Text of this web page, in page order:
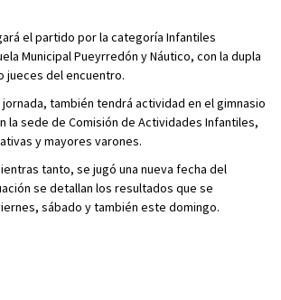
el partido por la categoría Infantiles
Municipal Pueyrredón y Náutico, con la dupla
jueces del encuentro.
también tendrá actividad en el gimnasio
la sede de Comisión de Actividades Infantiles,
y mayores varones.
tanto, se jugó una nueva fecha del
se detallan los resultados que se
sábado y también este domingo.